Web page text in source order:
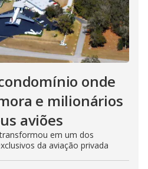
onde
e milionários
aviões
transformou em um dos
da aviação privada